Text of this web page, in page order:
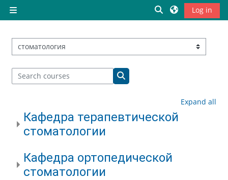
Side panel
Toggle search
Log in
Course categories
Search courses
Search courses
Expand all
Кафедра терапевтической
стоматологии
Кафедра ортопедической
стоматологии